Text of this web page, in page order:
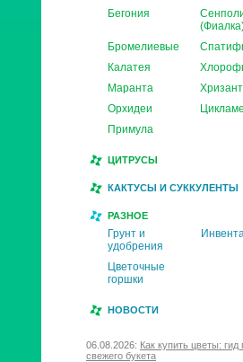
Бегония
Бромелиевые
Калатея
Маранта
Орхидеи
Примула
ЦИТРУСЫ
КАКТУСЫ И СУККУЛЕНТЫ
РАЗНОЕ
Грунт и
удобрения
Цветочные
горшки
НОВОСТИ
06.08.2026: Как купить цветы:
свежего букета